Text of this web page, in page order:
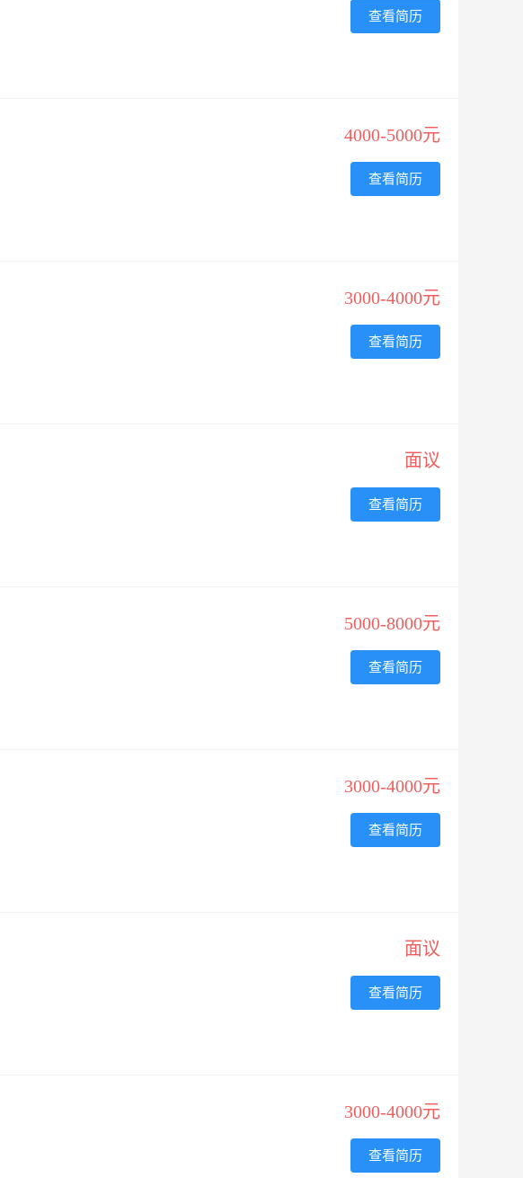
查看简历
4000-5000元
查看简历
3000-4000元
查看简历
面议
查看简历
5000-8000元
查看简历
3000-4000元
查看简历
面议
查看简历
3000-4000元
查看简历